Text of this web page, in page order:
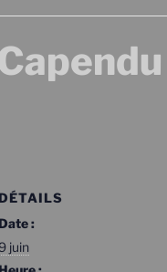
DÉTAILS
Date :
juin